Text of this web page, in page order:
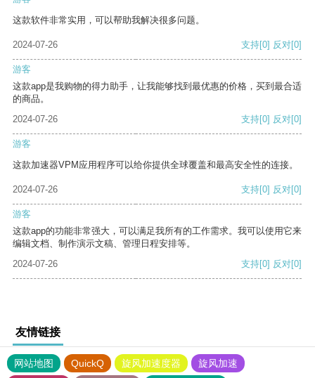
这款软件非常实用，可以帮助我解决很多问题。
2024-07-26 支持[0] 反对[0]
游客
这款app是我购物的得力助手，让我能够找到最优惠的价格，买到最合适
的商品。
2024-07-26
支持[0] 反对[0]
游客
这款加速器VPM应用程序可以给你提供全球覆盖和最高安全性的连接。
2024-07-26 支持[0] 反对[0]
游客
这款app的功能非常强大，可以满足我所有的工作需求。我可以使用它来
编辑文档、制作演示文稿、管理日程安排等。
2024-07-26
支持[0] 反对[0]
友情链接
网站地图 QuickQ 旋风加速度器
旋风加速